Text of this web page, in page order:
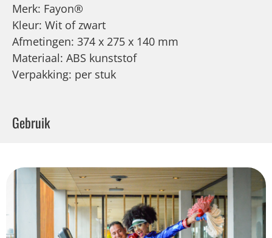
Merk: Fayon®
Kleur: Wit of zwart
Afmetingen: 374 x 275 x 140 mm
Materiaal: ABS kunststof
Verpakking: per stuk
Gebruik